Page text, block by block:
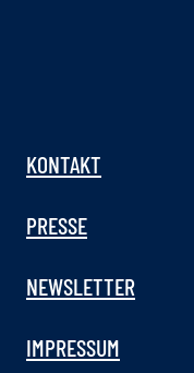
KONTAKT
PRESSE
NEWSLETTER
IMPRESSUM